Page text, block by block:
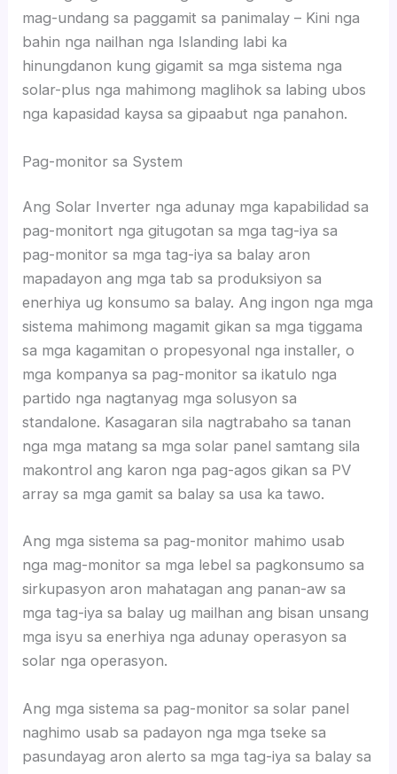
mag-undang sa paggamit sa panimalay – Kini nga
bahin nga nailhan nga Islanding labi ka
hinungdanon kung gigamit sa mga sistema nga
solar-plus nga mahimong maglihok sa labing ubos
nga kapasidad kaysa sa gipaabut nga panahon.
Pag-monitor sa System
Ang Solar Inverter nga adunay mga kapabilidad sa
pag-monitort nga gitugotan sa mga tag-iya sa
pag-monitor sa mga tag-iya sa balay aron
mapadayon ang mga tab sa produksiyon sa
enerhiya ug konsumo sa balay. Ang ingon nga mga
sistema mahimong magamit gikan sa mga tiggama
sa mga kagamitan o propesyonal nga installer, o
mga kompanya sa pag-monitor sa ikatulo nga
partido nga nagtanyag mga solusyon sa
standalone. Kasagaran sila nagtrabaho sa tanan
nga mga matang sa mga solar panel samtang sila
makontrol ang karon nga pag-agos gikan sa PV
array sa mga gamit sa balay sa usa ka tawo.
Ang mga sistema sa pag-monitor mahimo usab
nga mag-monitor sa mga lebel sa pagkonsumo sa
sirkupasyon aron mahatagan ang panan-aw sa
mga tag-iya sa balay ug mailhan ang bisan unsang
mga isyu sa enerhiya nga adunay operasyon sa
solar nga operasyon.
Ang mga sistema sa pag-monitor sa solar panel
naghimo usab sa padayon nga mga tseke sa
pasundayag aron alerto sa mga tag-iya sa balay sa